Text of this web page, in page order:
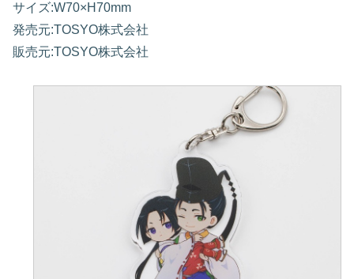
サイズ:W70×H70mm
発売元:TOSYO株式会社
販売元:TOSYO株式会社